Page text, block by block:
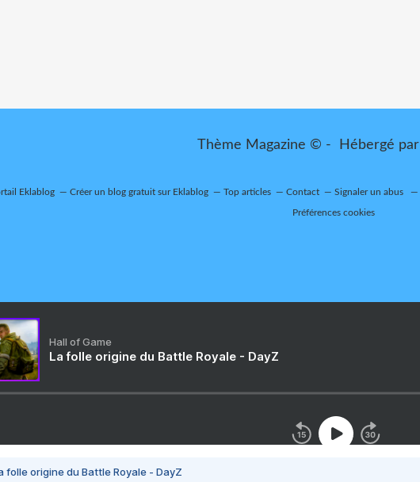
Thème Magazine © - Hébergé par
Eklablog Créer un blog gratuit sur Eklablog Top articles Contact Signaler un abus
Préférences cookies
Hall of Game
La folle origine du Battle Royale - DayZ
folle origine du Battle Royale - DayZ